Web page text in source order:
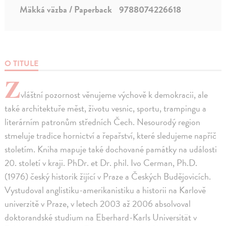
O TITULE
Zvláštní pozornost věnujeme výchově k demokracii, ale
také architektuře měst, životu vesnic, sportu, trampingu a
literárním patronům středních Čech. Nesourodý region
stmeluje tradice hornictví a řepařství, které sledujeme napříč
stoletím. Kniha mapuje také dochované památky na události
20. století v kraji. PhDr. et Dr. phil. Ivo Cerman, Ph.D.
(1976) český historik žijící v Praze a Českých Budějovicích.
Vystudoval anglistiku-amerikanistiku a historii na Karlově
univerzitě v Praze, v letech 2003 až 2006 absolvoval
doktorandské studium na Eberhard-Karls Universität v
Mäkká väzba / Paperback 9788074226618